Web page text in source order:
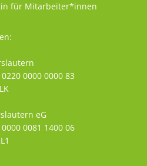
für Mitarbeiter*innen
0000 0000 83
eG
0081 1400 06